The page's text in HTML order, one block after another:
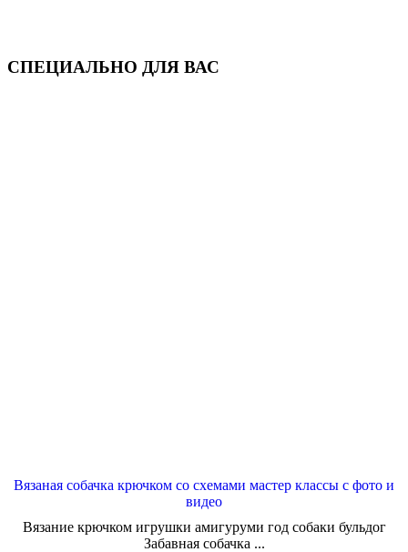
СПЕЦИАЛЬНО ДЛЯ ВАС
Вязаная собачка крючком со схемами мастер классы с фото и
видео
Вязание крючком игрушки амигуруми год собаки бульдог
Забавная собачка ...